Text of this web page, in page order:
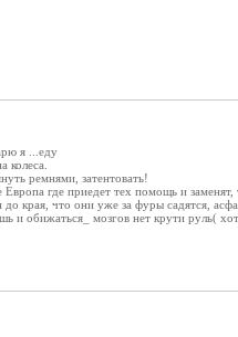
я ...еду
колеса.
ремнями, затентовать!
где приедет тех помощь и заменят,
края, что они уже за фуры садятся,
и обижаться_ мозгов нет крути руль(